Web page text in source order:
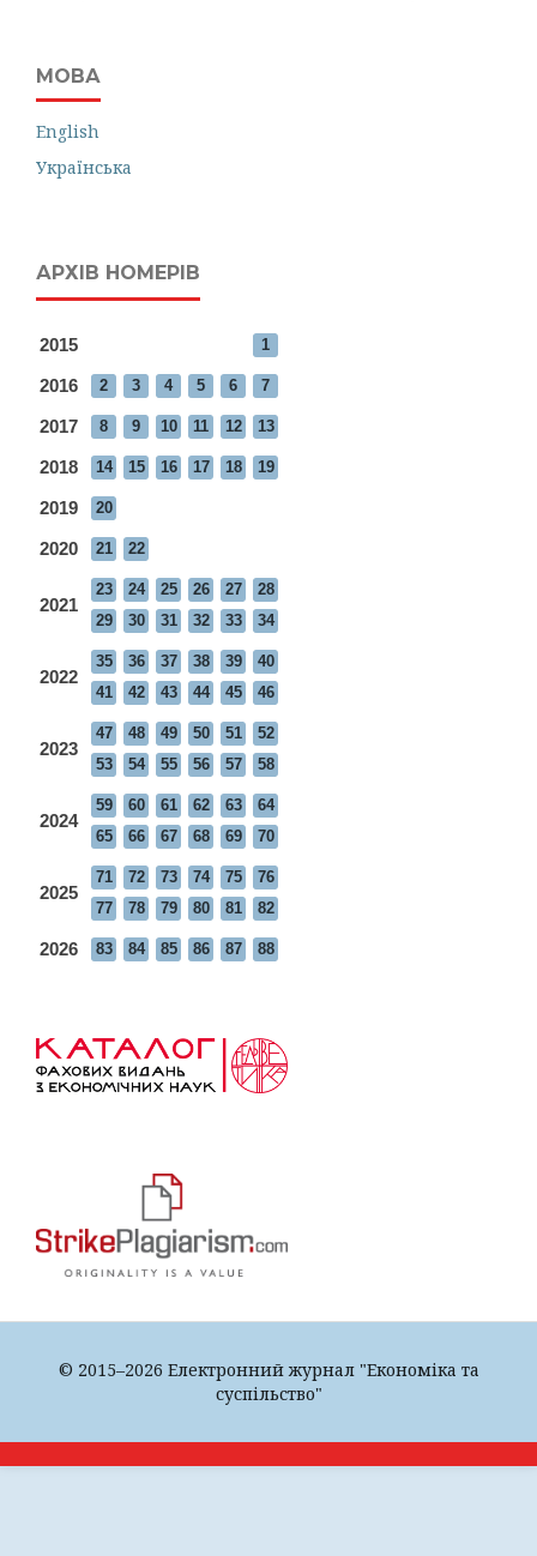
МОВА
English
Українська
АРХІВ НОМЕРІВ
2015 1
2016 2 3 4 5 6 7
2017 8 9 10 11 12 13
2018 14 15 16 17 18 19
2019 20
2020 21 22
2021
23 24 25 26 27
28
29
30 31 32 33 34
2022
35 36 37 38 39
40
41
42 43 44 45 46
2023
47 48 49 50 51
52
53
54 55 56 57 58
2024
59 60 61 62 63
64
65
66 67 68 69 70
2025
71 72 73 74 75
76
77
78 79 80 81 82
2026 83 84 85 86 87 88
© 2015–2026 Електронний журнал "Економіка та
суспільство"